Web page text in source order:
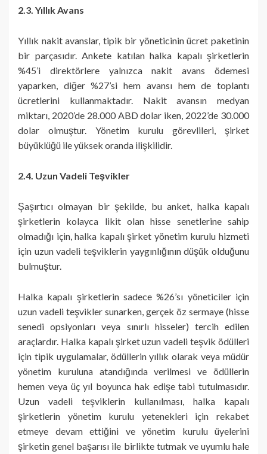
2.3. Yıllık Avans
Yıllık nakit avanslar, tipik bir yöneticinin ücret paketinin
bir parçasıdır. Ankete katılan halka kapalı şirketlerin
%45’i direktörlere yalnızca nakit avans ödemesi
yaparken, diğer %27’si hem avansı hem de toplantı
ücretlerini kullanmaktadır. Nakit avansın medyan
miktarı, 2020’de 28.000 ABD dolar iken, 2022’de 30.000
dolar olmuştur. Yönetim kurulu görevlileri, şirket
büyüklüğü ile yüksek oranda ilişkilidir.
2.4. Uzun Vadeli Teşvikler
Şaşırtıcı olmayan bir şekilde, bu anket, halka kapalı
şirketlerin kolayca likit olan hisse senetlerine sahip
olmadığı için, halka kapalı şirket yönetim kurulu hizmeti
için uzun vadeli teşviklerin yaygınlığının düşük olduğunu
bulmuştur.
Halka kapalı şirketlerin sadece %26’sı yöneticiler için
uzun vadeli teşvikler sunarken, gerçek öz sermaye (hisse
senedi opsiyonları veya sınırlı hisseler) tercih edilen
araçlardır. Halka kapalı şirket uzun vadeli teşvik ödülleri
için tipik uygulamalar, ödüllerin yıllık olarak veya müdür
yönetim kuruluna atandığında verilmesi ve ödüllerin
hemen veya üç yıl boyunca hak edişe tabi tutulmasıdır.
Uzun vadeli teşviklerin kullanılması, halka kapalı
şirketlerin yönetim kurulu yetenekleri için rekabet
etmeye devam ettiğini ve yönetim kurulu üyelerini
şirketin genel başarısı ile birlikte tutmak ve uyumlu hale